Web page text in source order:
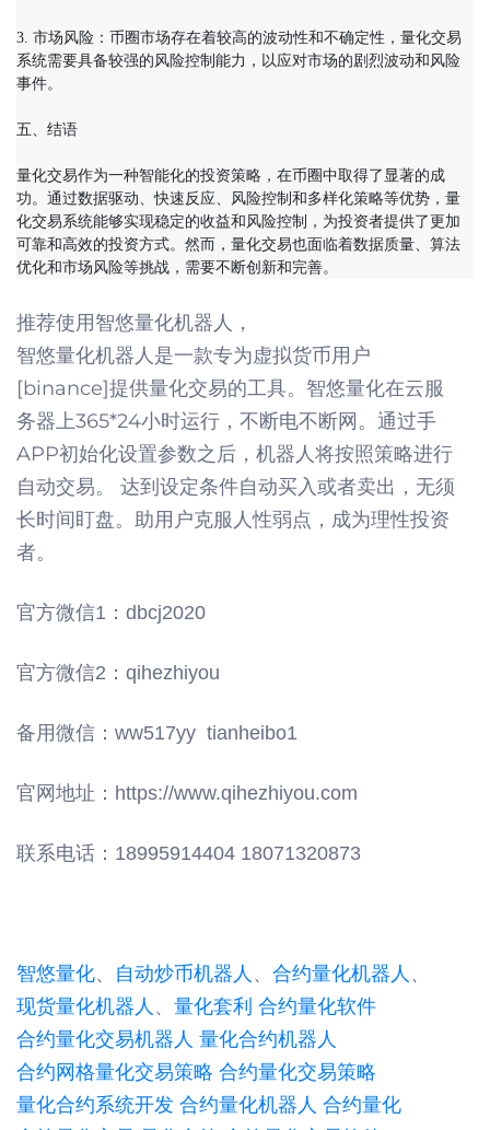
3. 市场风险：币圈市场存在着较高的波动性和不确定性，量化交易
系统需要具备较强的风险控制能力，以应对市场的剧烈波动和风险
事件。
五、结语
量化交易作为一种智能化的投资策略，在币圈中取得了显著的成
功。通过数据驱动、快速反应、风险控制和多样化策略等优势，量
化交易系统能够实现稳定的收益和风险控制，为投资者提供了更加
可靠和高效的投资方式。然而，量化交易也面临着数据质量、算法
优化和市场风险等挑战，需要不断创新和完善。
推荐使用 智悠量化机器人 ，
智悠量化机器人是一款专为虚拟货币用户
[binance]提供量化交易的工具。智悠量化在云服
务器上365*24小时运行，不断电不断网。通过手
APP初始化设置参数之后，机器人将按照策略进行
自动交易。 达到设定条件自动买入或者卖出，无须
长时间盯盘。助用户克服人性弱点，成为理性投资
者。
官方微信1 ： dbcj2020
官方微信2 ： qihezhiyou
备用微信： ww517yy tianheibo1
官网地址： https://www.qihezhiyou.com
联系电话： 18995914404 18071320873
智悠量化、 自动炒币机器人 、 合约量化机器人 、
现货量化机器人 、 量化套利 合约量化软件
合约量化交易机器人 量化合约机器人
合约网格量化交易策略 合约量化交易策略
量化合约系统开发 合约量化机器人 合约量化